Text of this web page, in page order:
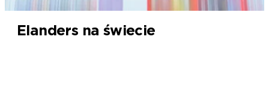
Elanders na świecie